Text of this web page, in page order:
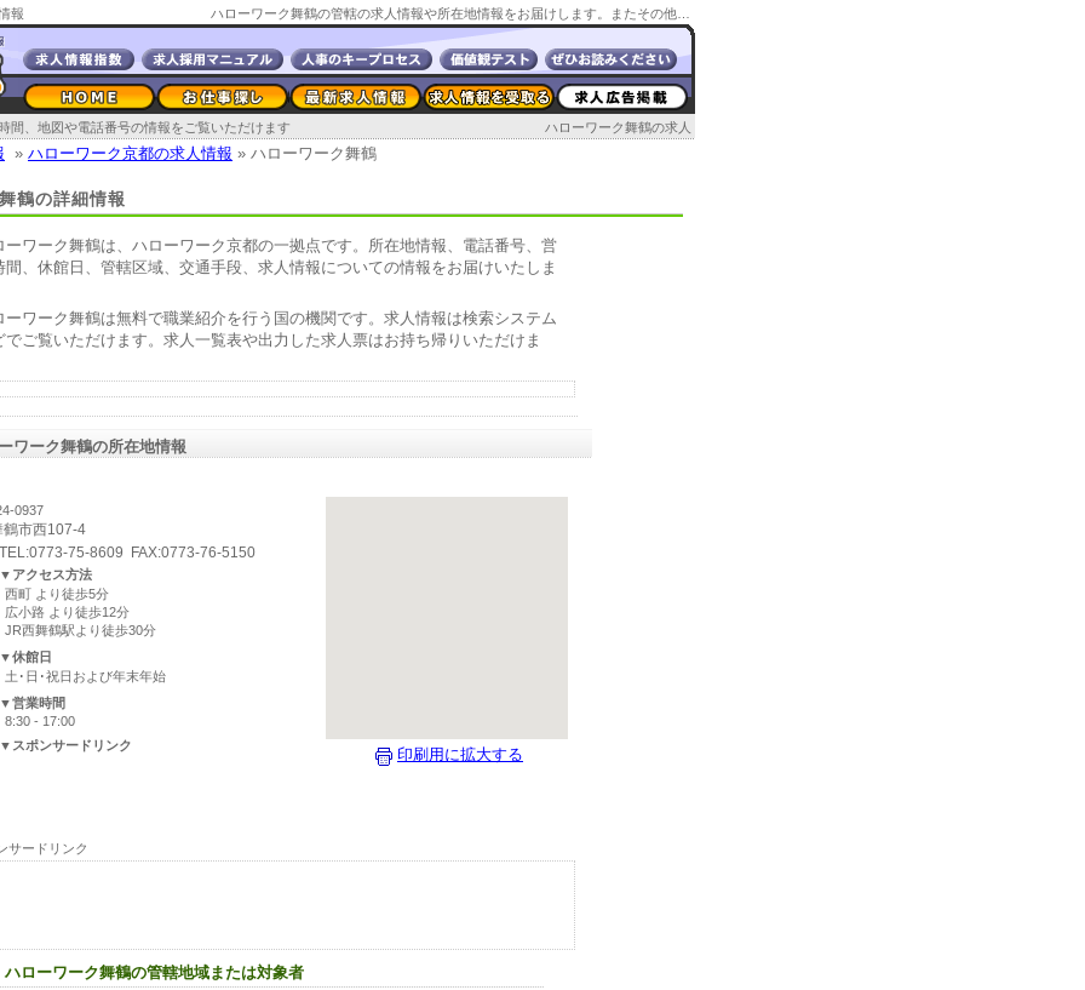
報
ハローワーク舞鶴の求人
間、地図や電話番号の情報をご覧いただけます
» ハローワーク京都の求人情報 » ハローワーク舞鶴
鶴の詳細情報
ーワーク舞鶴は、ハローワーク京都の一拠点です。所在地情報、電話番号、営
間、休館日、管轄区域、交通手段、求人情報についての情報をお届けいたしま
ーワーク舞鶴は無料で職業紹介を行う国の機関です。求人情報は検索システム
でご覧いただけます。求人一覧表や出力した求人票はお持ち帰りいただけま
ワーク舞鶴の所在地情報
0937
鶴市西107-4
TEL:0773-75-8609 FAX:0773-76-5150
▼アクセス方法
西町 より徒歩5分
広小路 より徒歩12分
JR西舞鶴駅より徒歩30分
▼休館日
土･日･祝日および年末年始
▼営業時間
8:30 - 17:00
▼スポンサードリンク
印刷用に拡大する
サードリンク
ハローワーク舞鶴の管轄地域または対象者